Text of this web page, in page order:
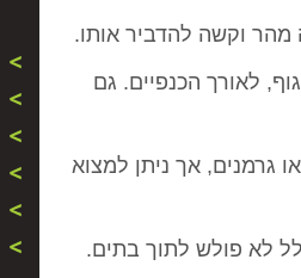
מהר וקשה להדביר אותו.
לאורך הכנפיים. גם
גרמנים, אך ניתן למצוא
לא פולש לתוך בתים.